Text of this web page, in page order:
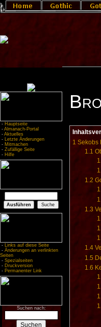
- Hauptseite
- Almanach-Portal
- Aktuelles
- Letzte Änderungen
- Mitmachen
- Zufällige Seite
- Hilfe
- Links auf diese Seite
- Änderungen an verlinkten
Seiten
- Spezialseiten
- Druckversion
- Permanenter Link
Suchen nach:
1 Sekobs
1.1
1.2
1.3
1.4
1.5
1.6